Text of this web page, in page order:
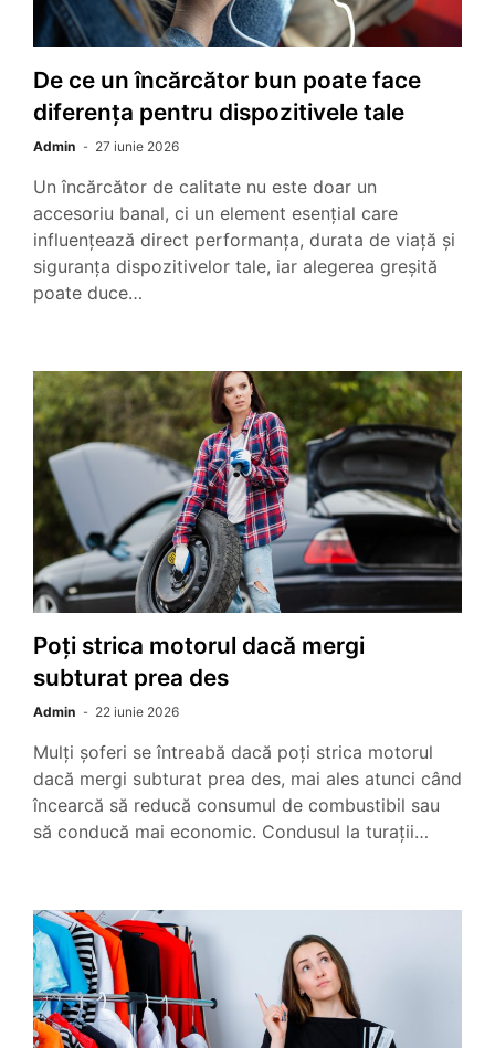
De ce un încărcător bun poate face
diferența pentru dispozitivele tale
Admin 27 iunie 2026
Un încărcător de calitate nu este doar un
accesoriu banal, ci un element esențial care
influențează direct performanța, durata de viață și
siguranța dispozitivelor tale, iar alegerea greșită
poate duce…
Poți strica motorul dacă mergi
subturat prea des
Admin 22 iunie 2026
Mulți șoferi se întreabă dacă poți strica motorul
dacă mergi subturat prea des, mai ales atunci când
încearcă să reducă consumul de combustibil sau
să conducă mai economic. Condusul la turații…